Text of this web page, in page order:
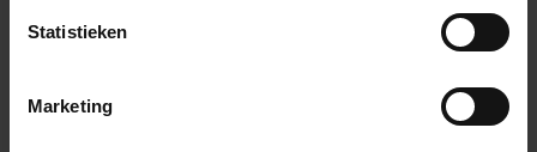
Statistieken
Marketing